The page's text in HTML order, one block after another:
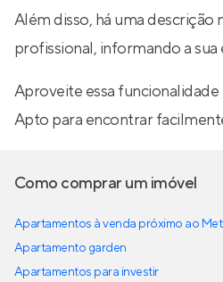
Além disso, há uma descrição
profissional, informando a sua
Aproveite essa
Apto para encontrar
Como comprar um imóvel
Apartamentos à venda próximo ao
Apartamento garden
Apartamentos para investir